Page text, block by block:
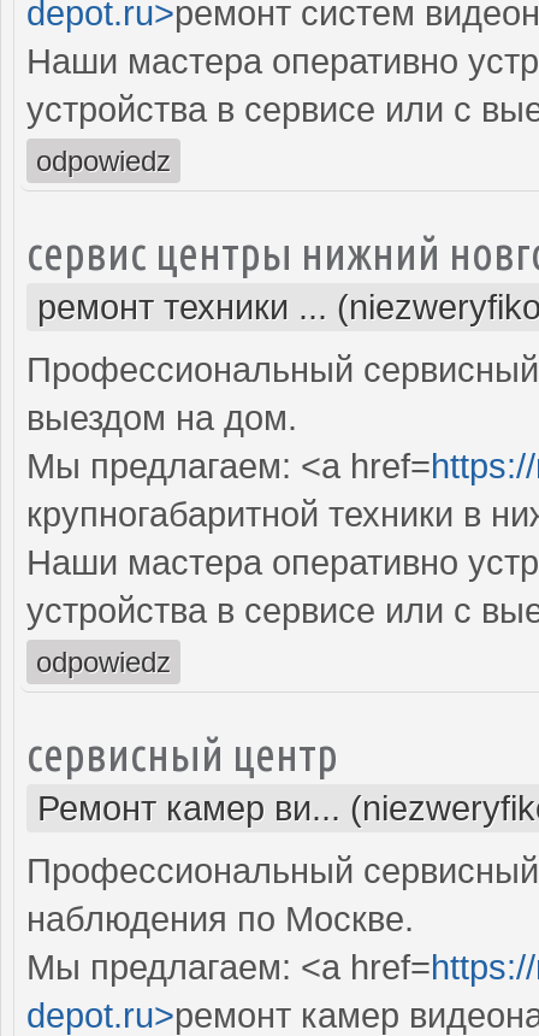
depot.ru>ремонт систем
Наши мастера оперативно
устройства в сервисе или с
odpowiedz
сервис центры нижний
ремонт техники ...
Профессиональный
выездом на дом.
Мы предлагаем: <a href=
крупногабаритной техники в
Наши мастера оперативно
устройства в сервисе или с
odpowiedz
сервисный центр
Ремонт камер ви...
Профессиональный
наблюдения по Москве.
Мы предлагаем: <a href=
depot.ru>ремонт камер